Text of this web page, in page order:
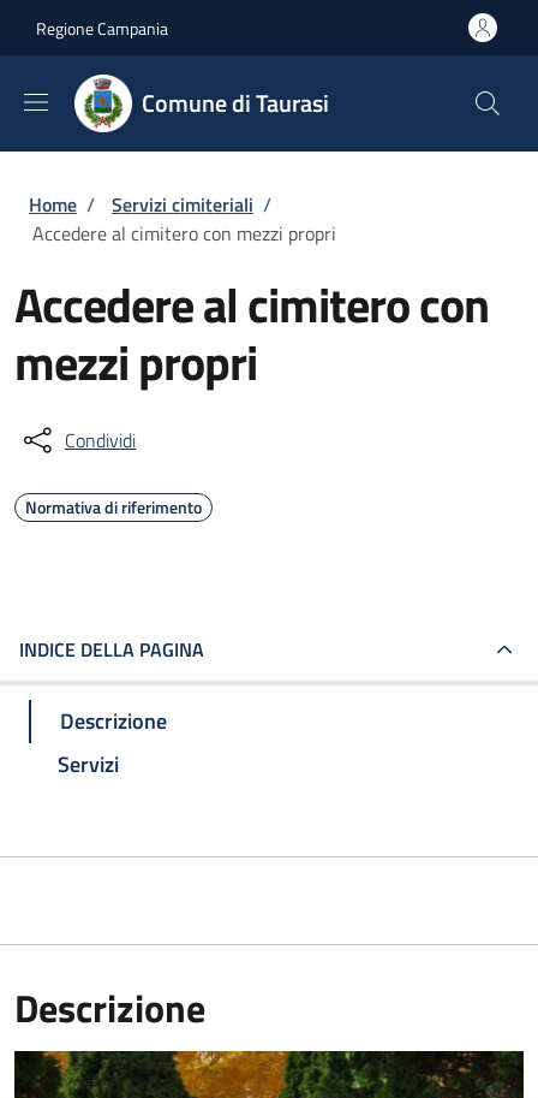
Regione Campania
Comune di Taurasi
Briciole di pane
Home / Servizi cimiteriali /
Accedere al cimitero con mezzi propri
Accedere al cimitero con
mezzi propri
Condividi
Normativa di riferimento
INDICE DELLA PAGINA
Descrizione
Servizi
Descrizione